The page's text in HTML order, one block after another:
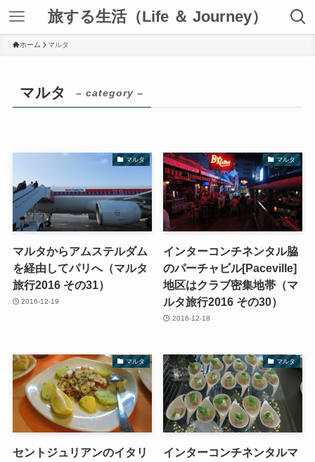
旅する生活（Life ＆ Journey）
ホーム マルタ
マルタ – category –
マルタ
マルタからアムステルダム
を経由してパリへ（マルタ
旅行2016 その31）
2016-12-19
マルタ
インターコンチネンタル脇
のパーチャビル[Paceville]
地区はクラブ密集地帯（マ
ルタ旅行2016 その30）
2016-12-18
マルタ
セントジュリアンのイタリ
マルタ
インターコンチネンタルマ